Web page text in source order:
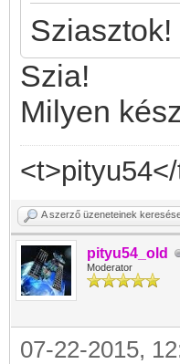
Szia!
Milyen
A szerző üzeneteinek
pityu54_old
Moderator
07-22-2015,